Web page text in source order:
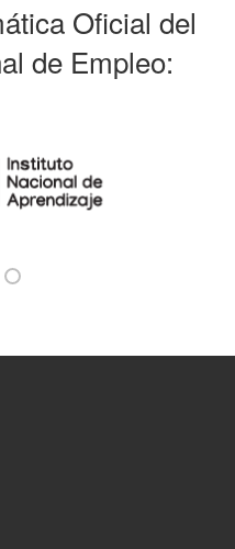
Oficial del
de Empleo: